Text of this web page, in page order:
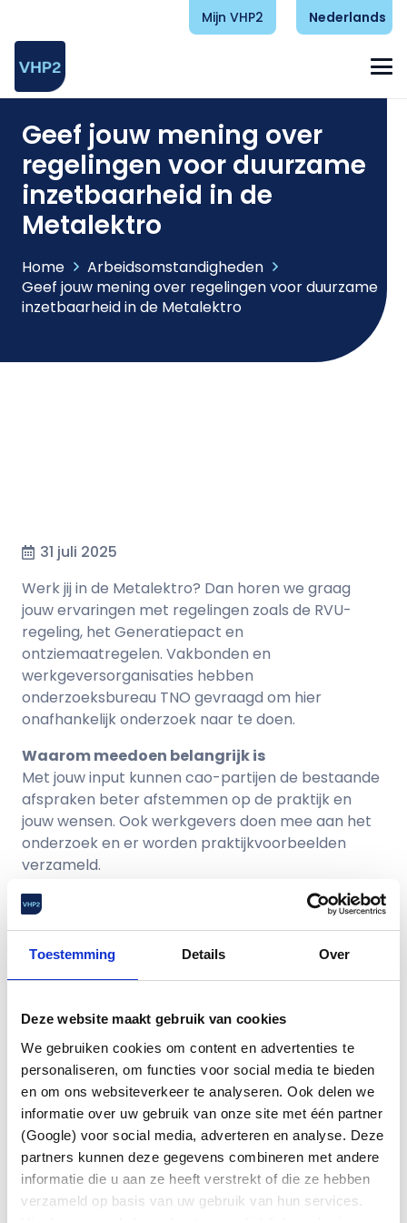
Toestemming Details Over
Deze website maakt gebruik van cookies
We gebruiken cookies om content en advertenties te
personaliseren, om functies voor social media te bieden
en om ons websiteverkeer te analyseren. Ook delen we
informatie over uw gebruik van onze site met één partner
(Google) voor social media, adverteren en analyse. Deze
partners kunnen deze gegevens combineren met andere
informatie die u aan ze heeft verstrekt of die ze hebben
verzameld op basis van uw gebruik van hun services.
Mijn VHP2 Nederlands
Geef jouw mening over
regelingen voor duurzame
inzetbaarheid in de
Metalektro
Home
Arbeidsomstandigheden
Geef jouw mening over regelingen voor duurzame
inzetbaarheid in de Metalektro
31 juli 2025
Werk jij in de Metalektro? Dan horen we graag
jouw ervaringen met regelingen zoals de RVU-
regeling, het Generatiepact en
ontziemaatregelen. Vakbonden en
werkgeversorganisaties hebben
onderzoeksbureau TNO gevraagd om hier
onafhankelijk onderzoek naar te doen.
Waarom meedoen belangrijk is
Met jouw input kunnen cao-partijen de bestaande
afspraken beter afstemmen op de praktijk en
jouw wensen. Ook werkgevers doen mee aan het
onderzoek en er worden praktijkvoorbeelden
verzameld.
Invullen kost maar 10 minuten
vullen via computer, tablet of smartphone, en
neemt maximaal 10 minuten in beslag.
Klik hier om de vragenlijst in te vullen
Heb je vragen? Neem dan contact op met de ROM
via
info@romcao.nl
Alvast bedankt voor je deelname!
Namens de Raad van Overleg in de Metalektro
(ROM)